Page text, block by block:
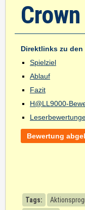
Direktlinks zu
Spielziel
Ablauf
Fazit
H@LL9000-
Bewertung
Tags: